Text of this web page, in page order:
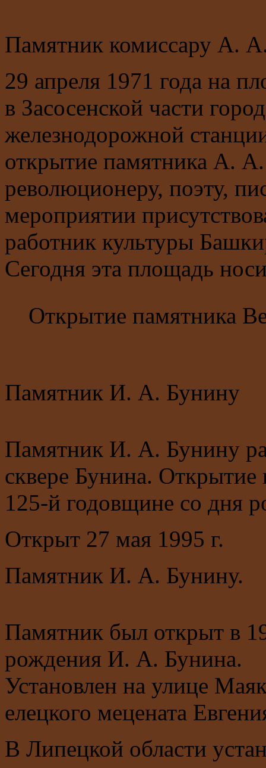
Памятник комиссару А.
29 апреля 1971 года на
в Засосенской части
железнодорожной
открытие памятника А.
революционеру, поэту,
мероприятии
работник культуры
Сегодня эта площадь
Открытие памятника
Памятник И. А. Бунину
Памятник И. А. Бунину
сквере Бунина.
125-й годовщине со дня
Открыт 27 мая 1995 г.
Памятник И. А. Бунину.
Памятник был открыт в
рождения И. А. Бунина.
Установлен на улице
елецкого мецената
В Липецкой области